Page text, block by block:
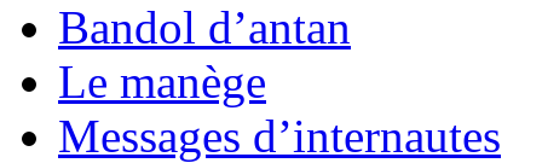
Bandol d’antan
Le manège
Messages d’internautes